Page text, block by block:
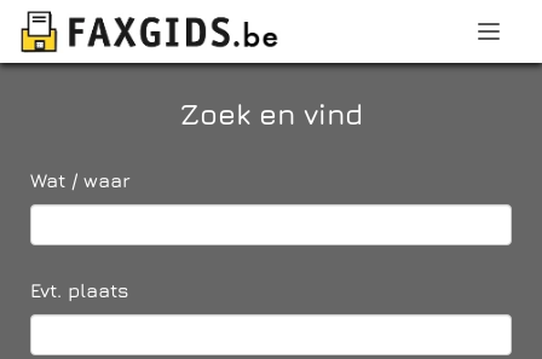
Zoek en vind
Wat / waar
Evt. plaats